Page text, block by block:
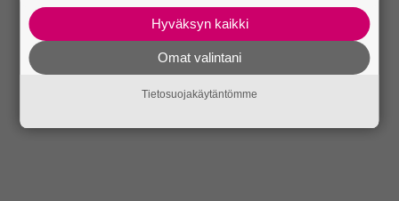
Hyväksyn kaikki
Omat valintani
Tietosuojakäytäntömme